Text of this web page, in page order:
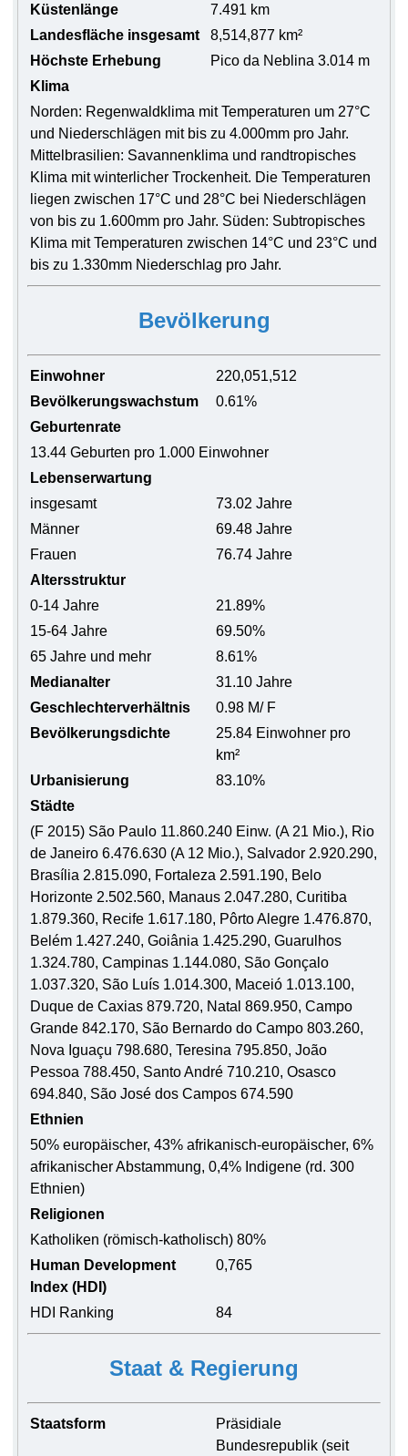
Küstenlänge
7.491 km
Landesfläche insgesamt
8,514,877 km²
Höchste Erhebung
Pico da Neblina 3.014 m
Klima
Norden: Regenwaldklima mit Temperaturen um 27°C
und Niederschlägen mit bis zu 4.000mm pro Jahr.
Mittelbrasilien: Savannenklima und randtropisches
Klima mit winterlicher Trockenheit. Die Temperaturen
liegen zwischen 17°C und 28°C bei Niederschlägen
von bis zu 1.600mm pro Jahr. Süden: Subtropisches
Klima mit Temperaturen zwischen 14°C und 23°C und
bis zu 1.330mm Niederschlag pro Jahr.
Bevölkerung
Einwohner
220,051,512
Bevölkerungswachstum
0.61%
Geburtenrate
13.44 Geburten pro 1.000 Einwohner
Lebenserwartung
insgesamt
73.02 Jahre
Männer
69.48 Jahre
Frauen
76.74 Jahre
Altersstruktur
0-14 Jahre
21.89%
15-64 Jahre
69.50%
65 Jahre und mehr
8.61%
Medianalter
31.10 Jahre
Geschlechterverhältnis
0.98 M/ F
Bevölkerungsdichte
25.84 Einwohner pro
km²
Urbanisierung
83.10%
Städte
(F 2015) São Paulo 11.860.240 Einw. (A 21 Mio.), Rio
de Janeiro 6.476.630 (A 12 Mio.), Salvador 2.920.290,
Brasília 2.815.090, Fortaleza 2.591.190, Belo
Horizonte 2.502.560, Manaus 2.047.280, Curitiba
1.879.360, Recife 1.617.180, Pôrto Alegre 1.476.870,
Belém 1.427.240, Goiânia 1.425.290, Guarulhos
1.324.780, Campinas 1.144.080, São Gonçalo
1.037.320, São Luís 1.014.300, Maceió 1.013.100,
Duque de Caxias 879.720, Natal 869.950, Campo
Grande 842.170, São Bernardo do Campo 803.260,
Nova Iguaçu 798.680, Teresina 795.850, João
Pessoa 788.450, Santo André 710.210, Osasco
694.840, São José dos Campos 674.590
Ethnien
50% europäischer, 43% afrikanisch-europäischer, 6%
afrikanischer Abstammung, 0,4% Indigene (rd. 300
Ethnien)
Religionen
Katholiken (römisch-katholisch) 80%
Human Development
Index (HDI)
0,765
HDI Ranking 84
Staat & Regierung
Staatsform
Präsidiale
Bundesrepublik (seit